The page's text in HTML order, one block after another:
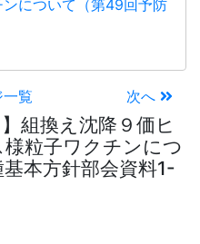
について（第49回予防
覧 次へ
組換え沈降９価ヒ
粒子ワクチンにつ
本方針部会資料1-